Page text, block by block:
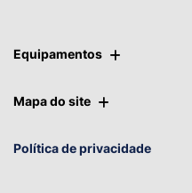
Equipamentos
Mapa do site
Política de privacidade